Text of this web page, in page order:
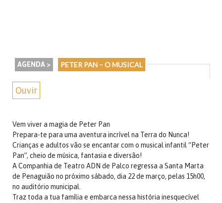
AGENDA > PETER PAN – O MUSICAL
Ouvir
Vem viver a magia de Peter Pan
Prepara-te para uma aventura incrível na Terra do Nunca!
Crianças e adultos vão se encantar com o musical infantil “Peter
Pan”, cheio de música, fantasia e diversão!
A Companhia de Teatro ADN de Palco regressa a Santa Marta
de Penaguião no próximo sábado, dia 22 de março, pelas 15h00,
no auditório municipal.
Traz toda a tua família e embarca nessa história inesquecível